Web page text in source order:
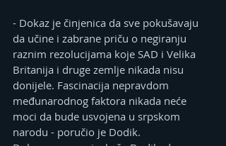
- Dokaz je činjenica da sve pokušavaju
da učine i zabrane priču o negiranju
raznim rezolucijama koje SAD i Velika
Britanija i druge zemlje nikada nisu
donijele. Fascinacija nepravdom
međunarodnog faktora nikada neće
moci da bude usvojena u srpskom
narodu - poručio je Dodik.